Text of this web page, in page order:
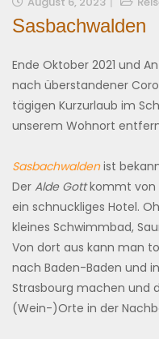
Sasbachwalden
Ende Oktober 2021 und
nach überstandener
tägigen Kurzurlaub im
unserem Wohnort
Sasbachwaldenist
Der Alde Gottkommt von
ein schnuckliges Hotel.
kleines Schwimmbad,
Von dort aus kann man
nach Baden-Baden und
Strasbourg machen und
(Wein-)Orte in der